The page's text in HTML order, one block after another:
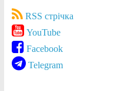
RSS стрічка
YouTube
Facebook
Telegram